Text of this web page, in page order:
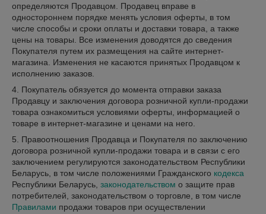
определяются Продавцом. Продавец вправе в
одностороннем порядке менять условия оферты, в том
числе способы и сроки оплаты и доставки товара, а также
цены на товары. Все изменения доводятся до сведения
Покупателя путем их размещения на сайте интернет-
магазина. Изменения не касаются принятых Продавцом к
исполнению заказов.
4. Покупатель обязуется до момента отправки заказа
Продавцу и заключения договора розничной купли-продажи
товара ознакомиться условиями оферты, информацией о
товаре в интернет-магазине и ценами на него.
5. Правоотношения Продавца и Покупателя по заключению
договора розничной купли-продажи товара и в связи с его
заключением регулируются законодательством Республики
Беларусь, в том числе положениями Гражданского кодекса
Республики Беларусь, законодательством о защите прав
потребителей, законодательством о торговле, в том числе
Правилами продажи товаров при осуществлении